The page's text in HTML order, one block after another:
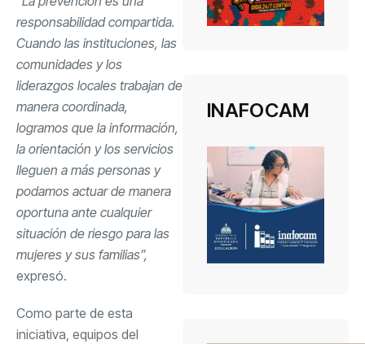
responsabilidad compartida.
Cuando las instituciones, las
comunidades y los
liderazgos locales trabajan de
manera coordinada,
logramos que la información,
la orientación y los servicios
lleguen a más personas y
podamos actuar de manera
oportuna ante cualquier
situación de riesgo para las
mujeres y sus familias”,
expresó.
Como parte de esta
iniciativa, equipos del
INAFOCAM